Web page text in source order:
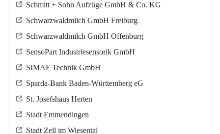
Schmitt + Sohn Aufzüge GmbH & Co. KG
Schwarzwaldmilch GmbH Freiburg
Schwarzwaldmilch GmbH Offenburg
SensoPart Industriesensorik GmbH
SIMAF Technik GmbH
Sparda-Bank Baden-Württemberg eG
St. Josefshaus Herten
Stadt Emmendingen
Stadt Zell im Wiesental